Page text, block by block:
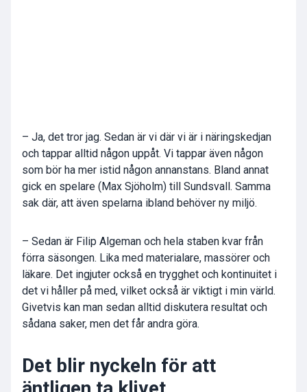
– Ja, det tror jag. Sedan är vi där vi är i näringskedjan
och tappar alltid någon uppåt. Vi tappar även någon
som bör ha mer istid någon annanstans. Bland annat
gick en spelare (Max Sjöholm) till Sundsvall. Samma
sak där, att även spelarna ibland behöver ny miljö.
– Sedan är Filip Algeman och hela staben kvar från
förra säsongen. Lika med materialare, massörer och
läkare. Det ingjuter också en trygghet och kontinuitet i
det vi håller på med, vilket också är viktigt i min värld.
Givetvis kan man sedan alltid diskutera resultat och
sådana saker, men det får andra göra.
Det blir nyckeln för att